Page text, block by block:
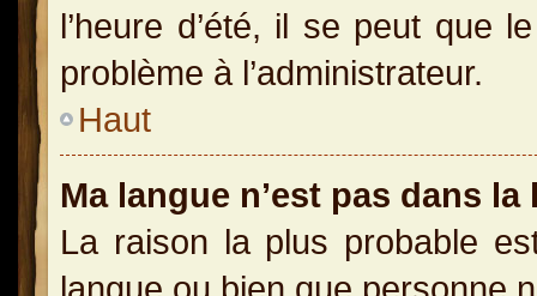
l’heure d’été, il se peut que
problème à l’administrateur.
Haut
Ma langue n’est pas dans la
La raison la plus probable